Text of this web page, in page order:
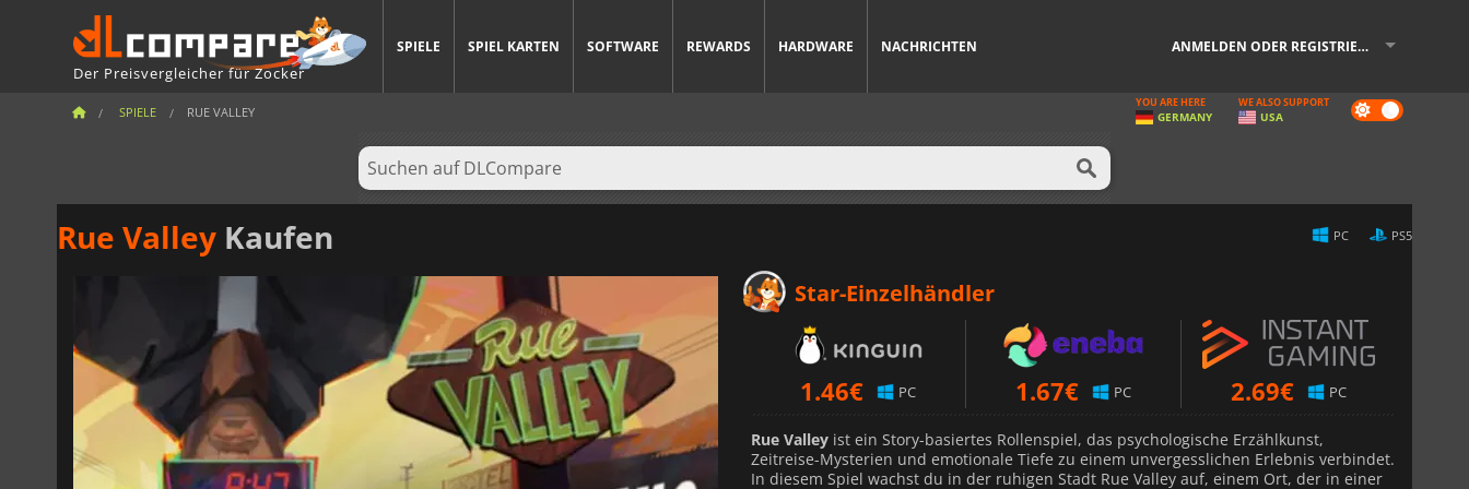
Der Preisvergleicher für Zocker
SPIELE SPIEL KARTEN SOFTWARE REWARDS HARDWARE NACHRICHTEN ANMELDEN ODER REGISTRIEREN
SPIELE RUE VALLEY Dark
mode
YOU ARE HERE
GERMANY
WE ALSO SUPPORT
USA
Rue Valley Kaufen PC PS5
Star-Einzelhändler
1.46€ PC 1.67€ PC 2.69€ PC
Rue Valley ist ein Story-basiertes Rollenspiel, das psychologische Erzählkunst,
Zeitreise-Mysterien und emotionale Tiefe zu einem unvergesslichen Erlebnis verbindet.
In diesem Spiel wachst du in der ruhigen Stadt Rue Valley auf, einem Ort, der in einer